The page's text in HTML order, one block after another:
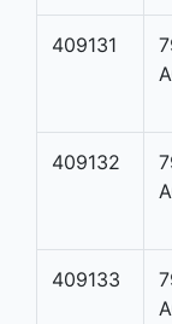
409131
409132
409133